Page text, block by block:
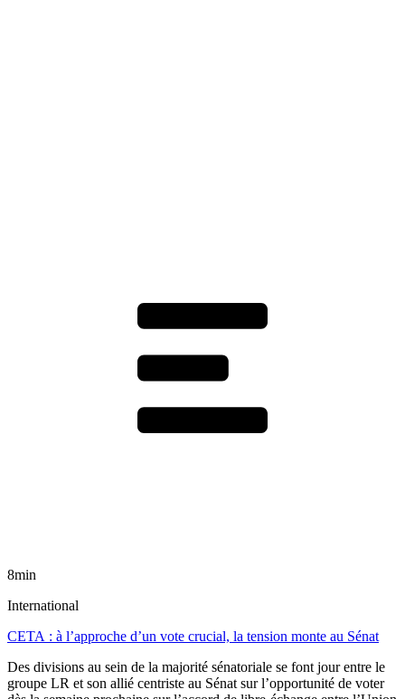
8min
International
CETA : à l’approche d’un vote crucial, la tension monte au Sénat
Des divisions au sein de la majorité sénatoriale se font jour entre le
groupe LR et son allié centriste au Sénat sur l’opportunité de voter